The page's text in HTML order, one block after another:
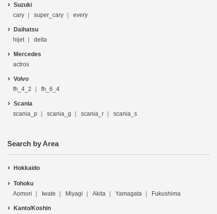
Suzuki
cary
super_cary every
Daihatsu
hijet
delta
Mercedes
actros
Volvo
fh_4_2
fh_6_4
Scania
scania_p
scania_g scania_r scania_s
Search by Area
Hokkaido
Tohoku
Aomori
Iwate Miyagi Akita Yamagata Fukushima
Kanto/Koshin